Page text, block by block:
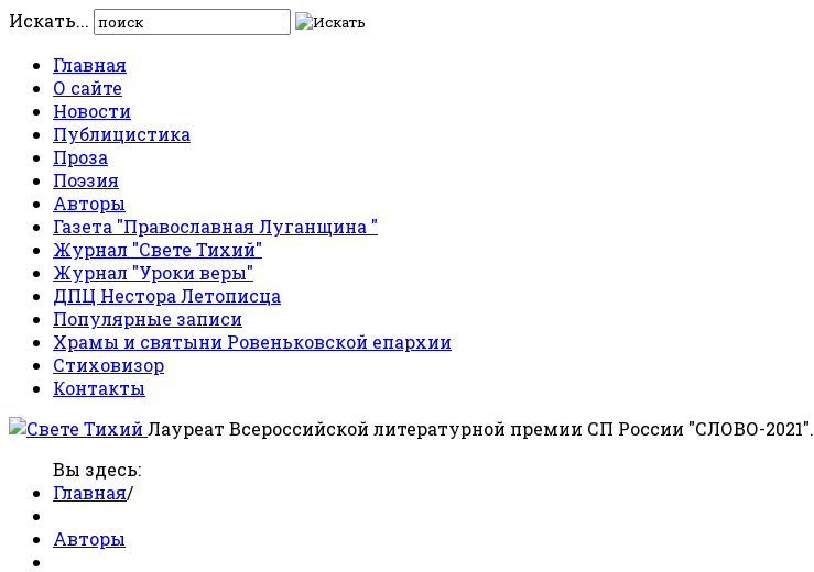
Искать...
Главная
О сайте
Новости
Публицистика
Проза
Поэзия
Авторы
Газета "Православная Луганщина "
Журнал "Свете Тихий"
Журнал "Уроки веры"
ДПЦ Нестора Летописца
Популярные записи
Храмы и святыни Ровеньковской епархии
Стиховизор
Контакты
Лауреат Всероссийской литературной премии СП России "СЛОВО-2021".
Вы здесь:
Главная/
Авторы